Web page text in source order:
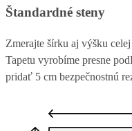
Štandardné steny
Zmerajte šírku aj výšku
Tapetu vyrobíme presne
pridať 5 cm bezpečnostnú